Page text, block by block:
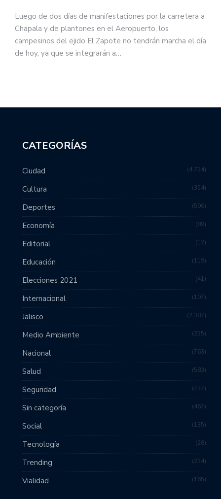
Luego de dos días de manifestaciones por la carretera a
Chapala y de plantones en el Aeropuerto, los
campesinos del ejido El Zapote no tendrán marcha el día
de hoy, ya que se integrarán a…
CATEGORÍAS
Ciudad 4,734
Cultura 354
Deportes 506
Economía 89
Editorial 12
Educación 119
Elecciones 2021 41
Internacional 107
Jalisco 2,387
Medio Ambiente 235
Nacional 763
Salud 583
Seguridad 737
Sin categoría 467
Social 135
Tecnología 28
Trending 234
Vialidad 165